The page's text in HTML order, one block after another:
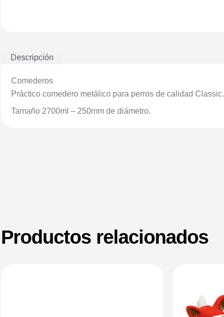
Descripción
Comederos
Práctico comedero metálico para perros de calidad Classic.
Tamaño 2700ml – 250mm de diámetro.
Productos relacionados